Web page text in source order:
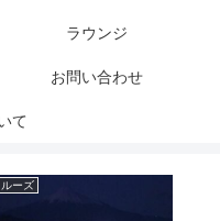
ラウンジ
お問い合わせ
て
ルーズ